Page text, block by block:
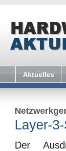
Aktuelles
Layer-
Der